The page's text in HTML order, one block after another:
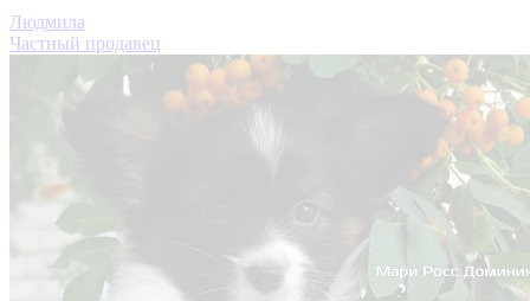
Людмила
Частный продавец